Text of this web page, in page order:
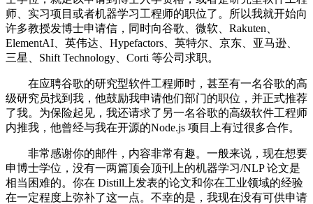
师、实习项目或者机器学习工程师的职位了。所以我就开始向
许多教授发博士申请信，同时向谷歌、微软、Rakuten、
ElementAI、英伟达、Hypefactors、英特尔、京东、亚马逊、
三星、Shift Technology、Corti 等公司求职。
在应聘谷歌的研究型软件工程师时，甚至有一名谷歌的高
级研究员找到我，他鼓励我申请他们部门的职位，并正式推荐
了我。为保险起见，我还请求了另一名谷歌的高级软件工程师
内推我，他曾经与我在开源的Node.js 项目上有过很多合作。
非常感谢你的邮件，内容非常有趣。一般来说，现在想要
申博士学位，没有一两篇顶会顶刊上的机器学习/NLP 论文是
相当困难的。你在 Distill上发表的论文和你在工业领域的经验
在一定程度上弥补了这一点。不幸的是，我现在没有可供申请